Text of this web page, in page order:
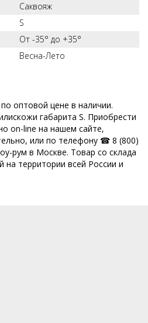
Саквояж
S
От -35° до +35°
Весна-Лето
оптовой цене в наличии.
габарита S. Приобрести
on-line на нашем сайте,
или по телефону ☎ 8 (800)
рум в Москве. Товар со склада
на территории всей России и